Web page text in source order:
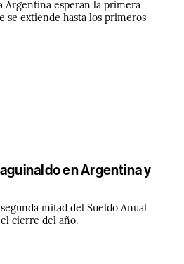
Argentina esperan la primera
se extiende hasta los primeros
en Argentina y
mitad del Sueldo Anual
cierre del año.